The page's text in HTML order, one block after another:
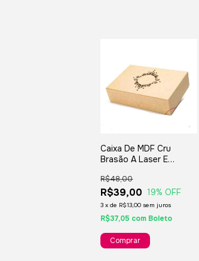
Caixa De MDF Cru
Brasão A Laser E
30x20x08cm - Para
Chá Jóias Presentes
Lembrancinhas
R$39,00
R$48,00
19% OFF
3 xde R$13,00 sem juros
R$37,05 com Boleto